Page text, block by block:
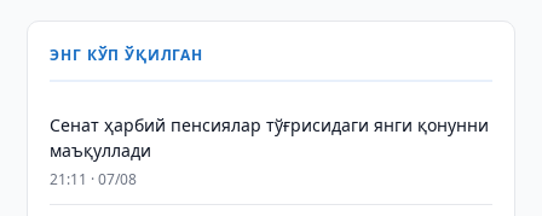
ЭНГ КЎП ЎҚИЛГАН
Сенат ҳарбий пенсиялар тўғрисидаги янги қонунни
маъқуллади
21:11 · 07/08